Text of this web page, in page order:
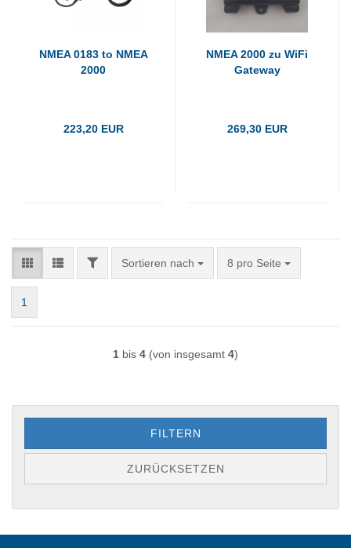
NMEA 0183 to NMEA
2000
223,20 EUR
NMEA 2000 zu WiFi
Gateway
269,30 EUR
FILTERSortieren nach
Sortieren nach 8 pro Seite
pro Seite
1
1 bis 4 (von insgesamt 4)
FILTERN
ZURÜCKSETZEN